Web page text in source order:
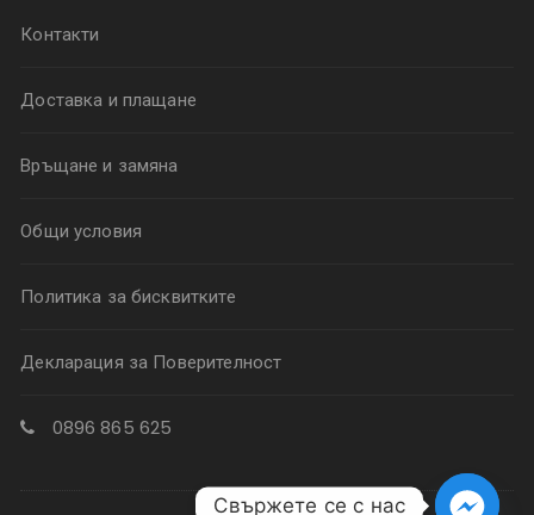
Контакти
Доставка и плащане
Връщане и замяна
Общи условия
Политика за бисквитките
Декларация за Поверителност
0896 865 625
Свържете се с нас